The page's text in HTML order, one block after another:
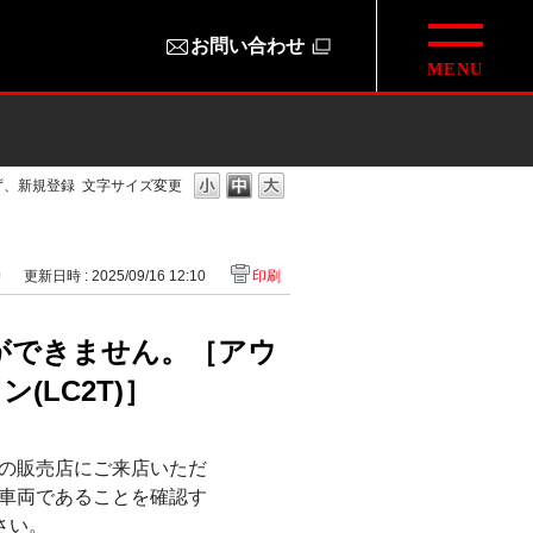
お問い合わせ
文字サイズ変更
新規登録
更新日時 : 2025/09/16 12:10 印刷
できません。［アウ
(LC2T)］
販売店にご来店いただ
両であることを確認す
。